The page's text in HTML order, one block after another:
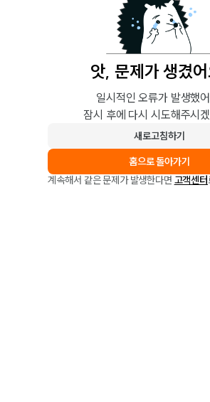
앗, 문제가 생겼
일시적인 오류가 발생했
잠시 후에 다시 시도해주시
새로고침하기
홈으로 돌아가기
계속해서 같은 문제가 발생한다면 고객센터